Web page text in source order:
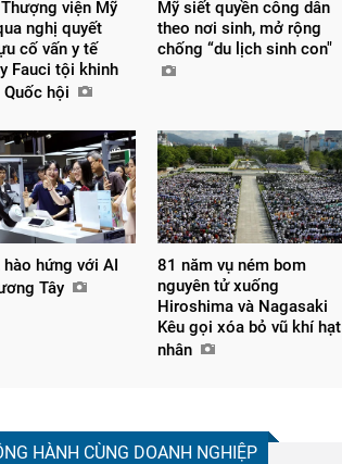
viện Mỹ
nghị quyết
cố vấn y tế
Fauci tội khinh
hội
Mỹ siết quyền công dân
theo nơi sinh, mở rộng
chống “du lịch sinh con"
hào hứng với AI
Tây
81 năm vụ ném bom
nguyên tử xuống
Hiroshima và Nagasaki
Kêu gọi xóa bỏ vũ khí hạt
nhân
HÀNH CÙNG DOANH NGHIỆP